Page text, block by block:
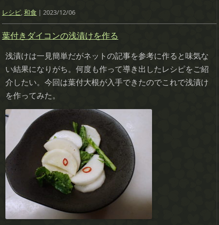
レシピ,和食 | 2023/12/06
葉付きダイコンの浅漬けを作る
浅漬けは一見簡単だがネットの記事を参考に作ると味気な
い結果になりがち。何度も作って導き出したレシピをご紹
介したい。今回は葉付大根が入手できたのでこれで浅漬け
を作ってみた。